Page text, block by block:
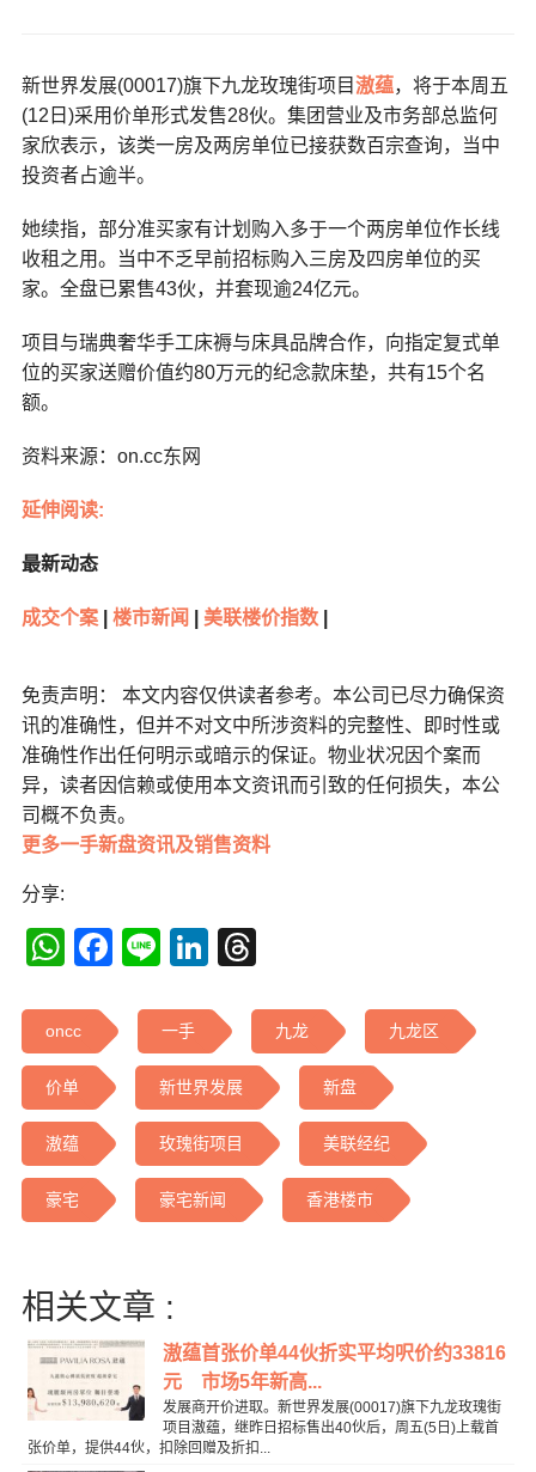
新世界发展(00017)旗下九龙玫瑰街项目滶蕴，将于本周五
(12日)采用价单形式发售28伙。集团营业及市务部总监何
家欣表示，该类一房及两房单位已接获数百宗查询，当中
投资者占逾半。
她续指，部分准买家有计划购入多于一个两房单位作长线
收租之用。当中不乏早前招标购入三房及四房单位的买
家。全盘已累售43伙，并套现逾24亿元。
项目与瑞典奢华手工床褥与床具品牌合作，向指定复式单
位的买家送赠价值约80万元的纪念款床垫，共有15个名
额。
资料来源：on.cc东网
延伸阅读:
最新动态
成交个案| 楼市新闻 美联楼价指数|
免责声明： 本文内容仅供读者参考。本公司已尽力确保资
讯的准确性，但并不对文中所涉资料的完整性、即时性或
准确性作出任何明示或暗示的保证。物业状况因个案而
异，读者因信赖或使用本文资讯而引致的任何损失，本公
司概不负责。
更多一手新盘资讯及销售资料
分享:
WhatsApp
Facebook
LineLinkedIn
Threads
oncc 一手 九龙 九龙区
价单 新世界发展 新盘
滶蕴 玫瑰街项目 美联经纪
豪宅 豪宅新闻 香港楼市
相关文章 :
滶蕴首张价单44伙折实平均呎价约33816
元 市场5年新高...
发展商开价进取。新世界发展(00017)旗下九龙玫瑰街
项目滶蕴，继昨日招标售出40伙后，周五(5日)上载首
张价单，提供44伙，扣除回赠及折扣...